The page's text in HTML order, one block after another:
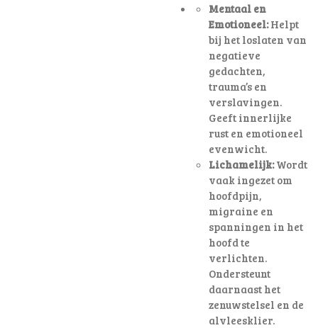
Mentaal en
Emotioneel:Helpt
bij het loslaten van
negatieve
gedachten,
trauma’s en
verslavingen.
Geeft innerlijke
rust en emotioneel
evenwicht.
Lichamelijk:Wordt
vaak ingezet om
hoofdpijn,
migraine en
spanningen in het
hoofd te
verlichten.
Ondersteunt
daarnaast het
zenuwstelsel en de
alvleesklier.